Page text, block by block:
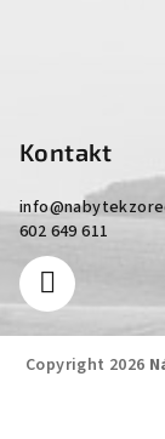
Kontakt
info@
602 649 611
Copyright 2026